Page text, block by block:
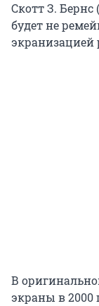
Скотт З.
будет не
экранизацией
В
экраны в 2000